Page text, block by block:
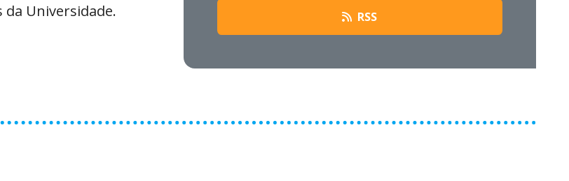
Universidade.
RSS